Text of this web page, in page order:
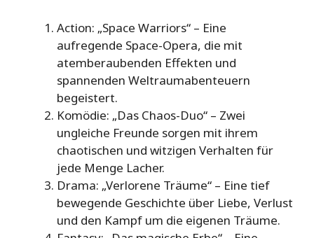
Action: „Space Warriors“ – Eine
aufregende Space-Opera, die mit
atemberaubenden Effekten und
spannenden Weltraumabenteuern
begeistert.
Komödie: „Das Chaos-Duo“ – Zwei
ungleiche Freunde sorgen mit ihrem
chaotischen und witzigen Verhalten für
jede Menge Lacher.
Drama: „Verlorene Träume“ – Eine tief
bewegende Geschichte über Liebe, Verlust
und den Kampf um die eigenen Träume.